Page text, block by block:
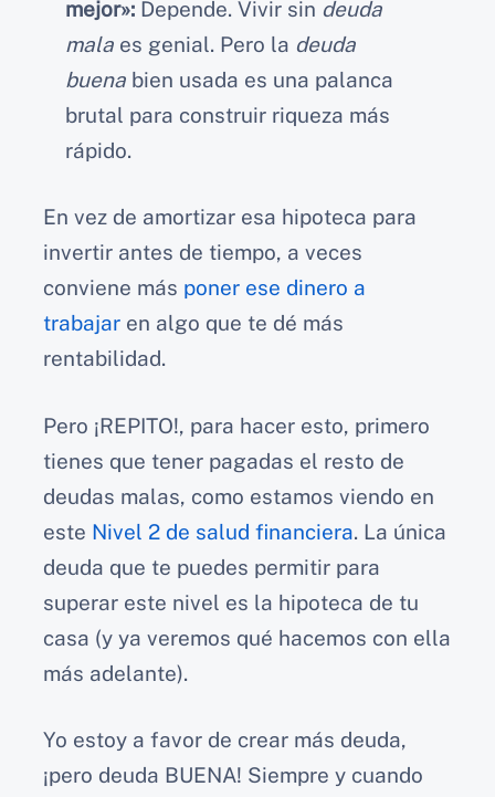
mejor»: Depende. Vivir sin deuda
mala es genial. Pero la deuda
buena bien usada es una palanca
brutal para construir riqueza más
rápido.
En vez de amortizar esa hipoteca para
invertir antes de tiempo, a veces
conviene más poner ese dinero a
trabajar en algo que te dé más
rentabilidad.
Pero ¡REPITO!, para hacer esto, primero
tienes que tener pagadas el resto de
deudas malas, como estamos viendo en
este Nivel 2 de salud financiera. La única
deuda que te puedes permitir para
superar este nivel es la hipoteca de tu
casa (y ya veremos qué hacemos con ella
más adelante).
Yo estoy a favor de crear más deuda,
¡pero deuda BUENA! Siempre y cuando